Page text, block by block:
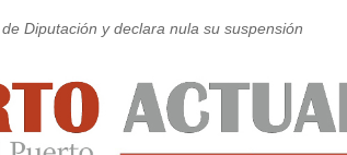
Diputación y declara nula su suspensión